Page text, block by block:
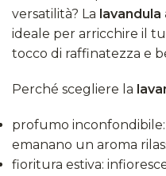
versatilità? La
ideale per arricchire il
tocco di raffinatezza e
Perché scegliere la
profumo
emanano un aroma
fioritura estiva: